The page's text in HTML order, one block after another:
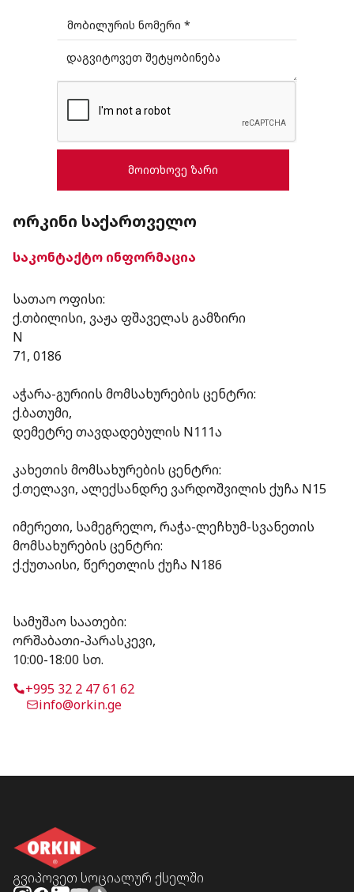
ᲝᲠᲙᲘᲜᲘ ᲡᲐᲥᲐᲠᲗᲕᲔᲚᲝ
საკონტაქტო ინფორმაცია
სათაო ოფისი:
ქ.თბილისი, ვაჟა ფშაველას გამზირი
N
71, 0186
აჭარა-გურიის მომსახურების ცენტრი:
ქ.ბათუმი,
დემეტრე თავდადებულის N111ა
კახეთის მომსახურების ცენტრი:
ქ.თელავი, ალექსანდრე ვარდოშვილის ქუჩა N15
⁠იმერეთი, სამეგრელო, რაჭა-ლეჩხუმ-სვანეთის
მომსახურების ცენტრი:
ქ.ქუთაისი, წერეთლის ქუჩა N186
სამუშაო საათები:
ორშაბათი-პარასკევი,
10:00-18:00 სთ.
+995 32 2 47 61 62
info@orkin.ge
გვიპოვეთ სოციალურ ქსელში